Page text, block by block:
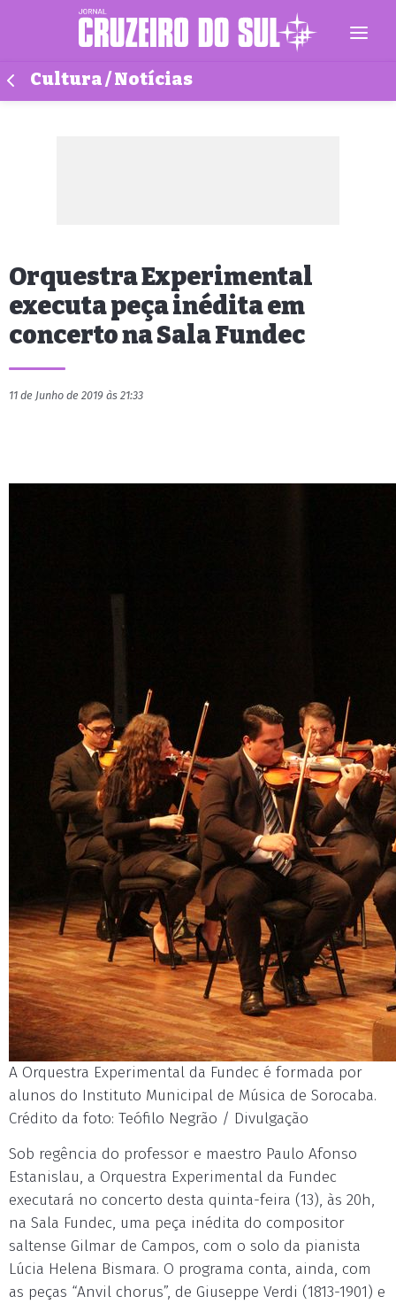
Cultura / Notícias
Orquestra Experimental
executa peça inédita em
concerto na Sala Fundec
11 de Junho de 2019 às 21:33
A Orquestra Experimental da Fundec é formada por
alunos do Instituto Municipal de Música de Sorocaba.
Crédito da foto: Teófilo Negrão / Divulgação
Sob regência do professor e maestro Paulo Afonso
Estanislau, a Orquestra Experimental da Fundec
executará no concerto desta quinta-feira (13), às 20h,
na Sala Fundec, uma peça inédita do compositor
saltense Gilmar de Campos, com o solo da pianista
Lúcia Helena Bismara. O programa conta, ainda, com
as peças “Anvil chorus”, de Giuseppe Verdi (1813-1901) e